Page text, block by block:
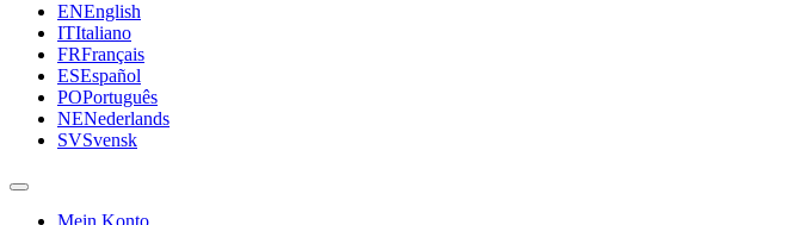
ENEnglish
ITItaliano
FRFrançais
ESEspañol
POPortuguês
NENederlands
SVSvensk
Mein Konto